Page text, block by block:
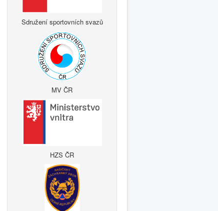
Sdružení sportovních svazů
MV ČR
HZS ČR